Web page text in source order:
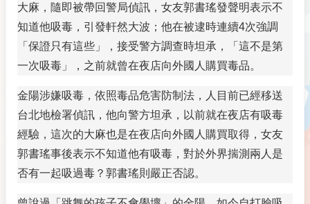
大麻，隨即被帶回警局偵訊，女友郭書瑤發聲明表示不
知道他吸毒，引發軒然大波；他在被逮時連續4次強調
「保證只有這些」，接受警方調查時坦承，「這不是第
一次吸毒」，之前就曾在夜店向外國人購買毒品。
金陽涉嫌吸毒，依照毒品危害防制法，人目前已經移送
台北地檢署偵訊，他向警方坦承，以前就在夜店有吸毒
經驗，這次的大麻也是在夜店向外國人購買取得，女友
郭書瑤事後表示不知道他有吸毒，對於外界揣測兩人是
否有一起吸過毒？郭書瑤則嚴正否認。